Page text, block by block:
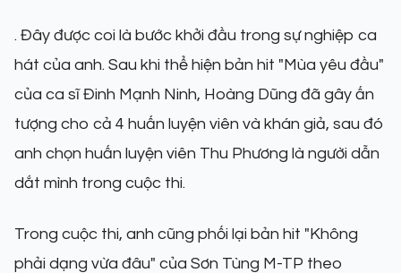
. Đây được coi là bước khởi đầu trong sự nghiệp ca
hát của anh. Sau khi thể hiện bản hit "Mùa yêu đầu"
của ca sĩ Đinh Mạnh Ninh, Hoàng Dũng đã gây ấn
tượng cho cả 4 huấn luyện viên và khán giả, sau đó
anh chọn huấn luyện viên Thu Phương là người dẫn
dắt mình trong cuộc thi.
Trong cuộc thi, anh cũng phối lại bản hit "Không
phải dạng vừa đâu" của Sơn Tùng M-TP theo